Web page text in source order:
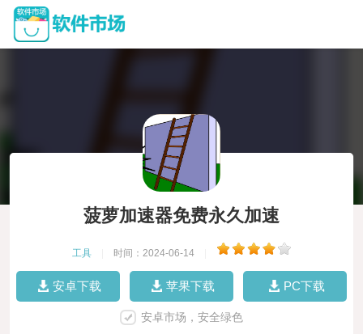
菠萝加速器免费永久加速
工具 时间：2024-06-14
安卓下载 苹果下载 PC下载
安卓市场，安全绿色